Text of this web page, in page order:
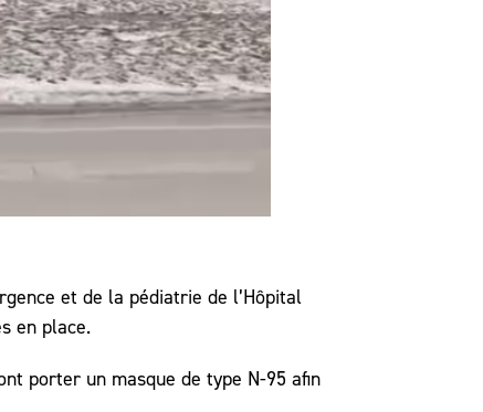
et de la pédiatrie de l’Hôpital
en place.
porter un masque de type N-95 afin